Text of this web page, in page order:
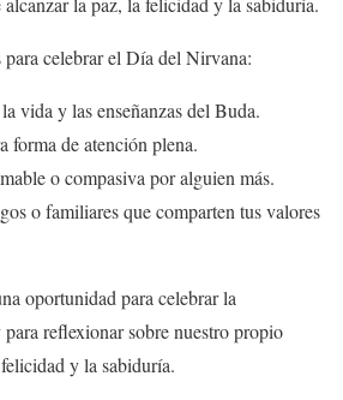
celebrar el Día del Nirvana:
vida y las enseñanzas del Buda.
forma de atención plena.
o compasiva por alguien más.
o familiares que comparten tus valores
oportunidad para celebrar la
reflexionar sobre nuestro propio
y la sabiduría.